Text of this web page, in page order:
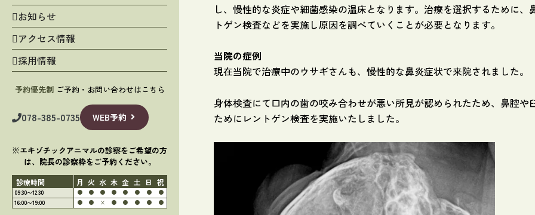
お知らせ
アクセス情報
採用情報
予約優先制ご予約・お問い合わせはこちら
078-385-0735 WEB予約
※エキゾチックアニマルの診察をご希望の方
は、院長の診察枠をご予約ください。
診療時間 月 火 水 木 金 土 日 祝
09:30〜12:30 ● ● ● ● ● ● ●
●
16:00〜19:00
● ● × ● ● ● ● ●
し、慢性的な炎症や細菌感染の温床となります。治療を選択するために、
トゲン検査などを実施し原因を調べていくことが必要となります。
当院の症例
現在当院で治療中のウサギさんも、慢性的な鼻炎症状で来院されました。
身体検査にて口内の歯の咬み合わせが悪い所見が認められたため、鼻腔や
ためにレントゲン検査を実施いたしました。